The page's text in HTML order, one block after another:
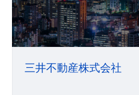
三井不動産株式会社